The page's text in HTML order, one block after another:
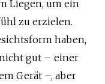
Liegen, um ein
zu erzielen.
haben,
gut – einer
Gerät –, aber